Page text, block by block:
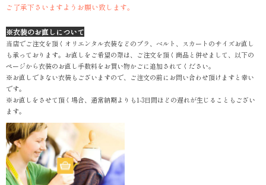
ご了承下さいますようお願い致します。
※衣装のお直しについて
当店でご注文を頂くオリエンタル衣装などのブラ、ベルト、スカートのサイズお直し
も承っております。お直しをご希望の際は、ご注文を頂く商品と併せまして、以下の
ページから衣装のお直し手数料をお買い物かごに追加されてください。
※お直しできない衣装もございますので、ご注文の前にお問い合わせ頂けますと幸い
です。
※お直しをさせて頂く場合、通常納期よりも1-3日間ほどの遅れが生じることもござい
ます。